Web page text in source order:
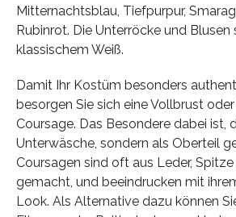
Mitternachtsblau, Tiefpurpur,
Rubinrot. Die Unterröcke und Blusen
klassischem Weiß.
Damit Ihr Kostüm besonders
besorgen Sie sich eine Vollbrust
Coursage. Das Besondere dabei ist,
Unterwäsche, sondern als Oberteil
Coursagen sind oft aus Leder,
gemacht, und beeindrucken mit
Look. Als Alternative dazu können